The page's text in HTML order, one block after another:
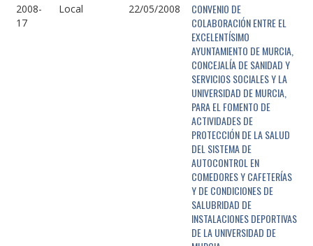
2008-
17
Local 22/05/2008
CONVENIO DE
COLABORACIÓN ENTRE EL
EXCELENTÍSIMO
AYUNTAMIENTO DE MURCIA,
CONCEJALÍA DE SANIDAD Y
SERVICIOS SOCIALES Y LA
UNIVERSIDAD DE MURCIA,
PARA EL FOMENTO DE
ACTIVIDADES DE
PROTECCIÓN DE LA SALUD
DEL SISTEMA DE
AUTOCONTROL EN
COMEDORES Y CAFETERÍAS
Y DE CONDICIONES DE
SALUBRIDAD DE
INSTALACIONES DEPORTIVAS
DE LA UNIVERSIDAD DE